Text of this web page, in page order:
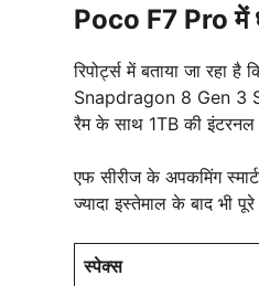
Poco F7 Pro में
रिपोर्ट्स में बताया जा
Snapdragon 8 Gen 3
रैम के साथ 1TB की
एफ सीरीज के अपकमिंग
ज्यादा इस्तेमाल के बाद भी
स्पेक्स